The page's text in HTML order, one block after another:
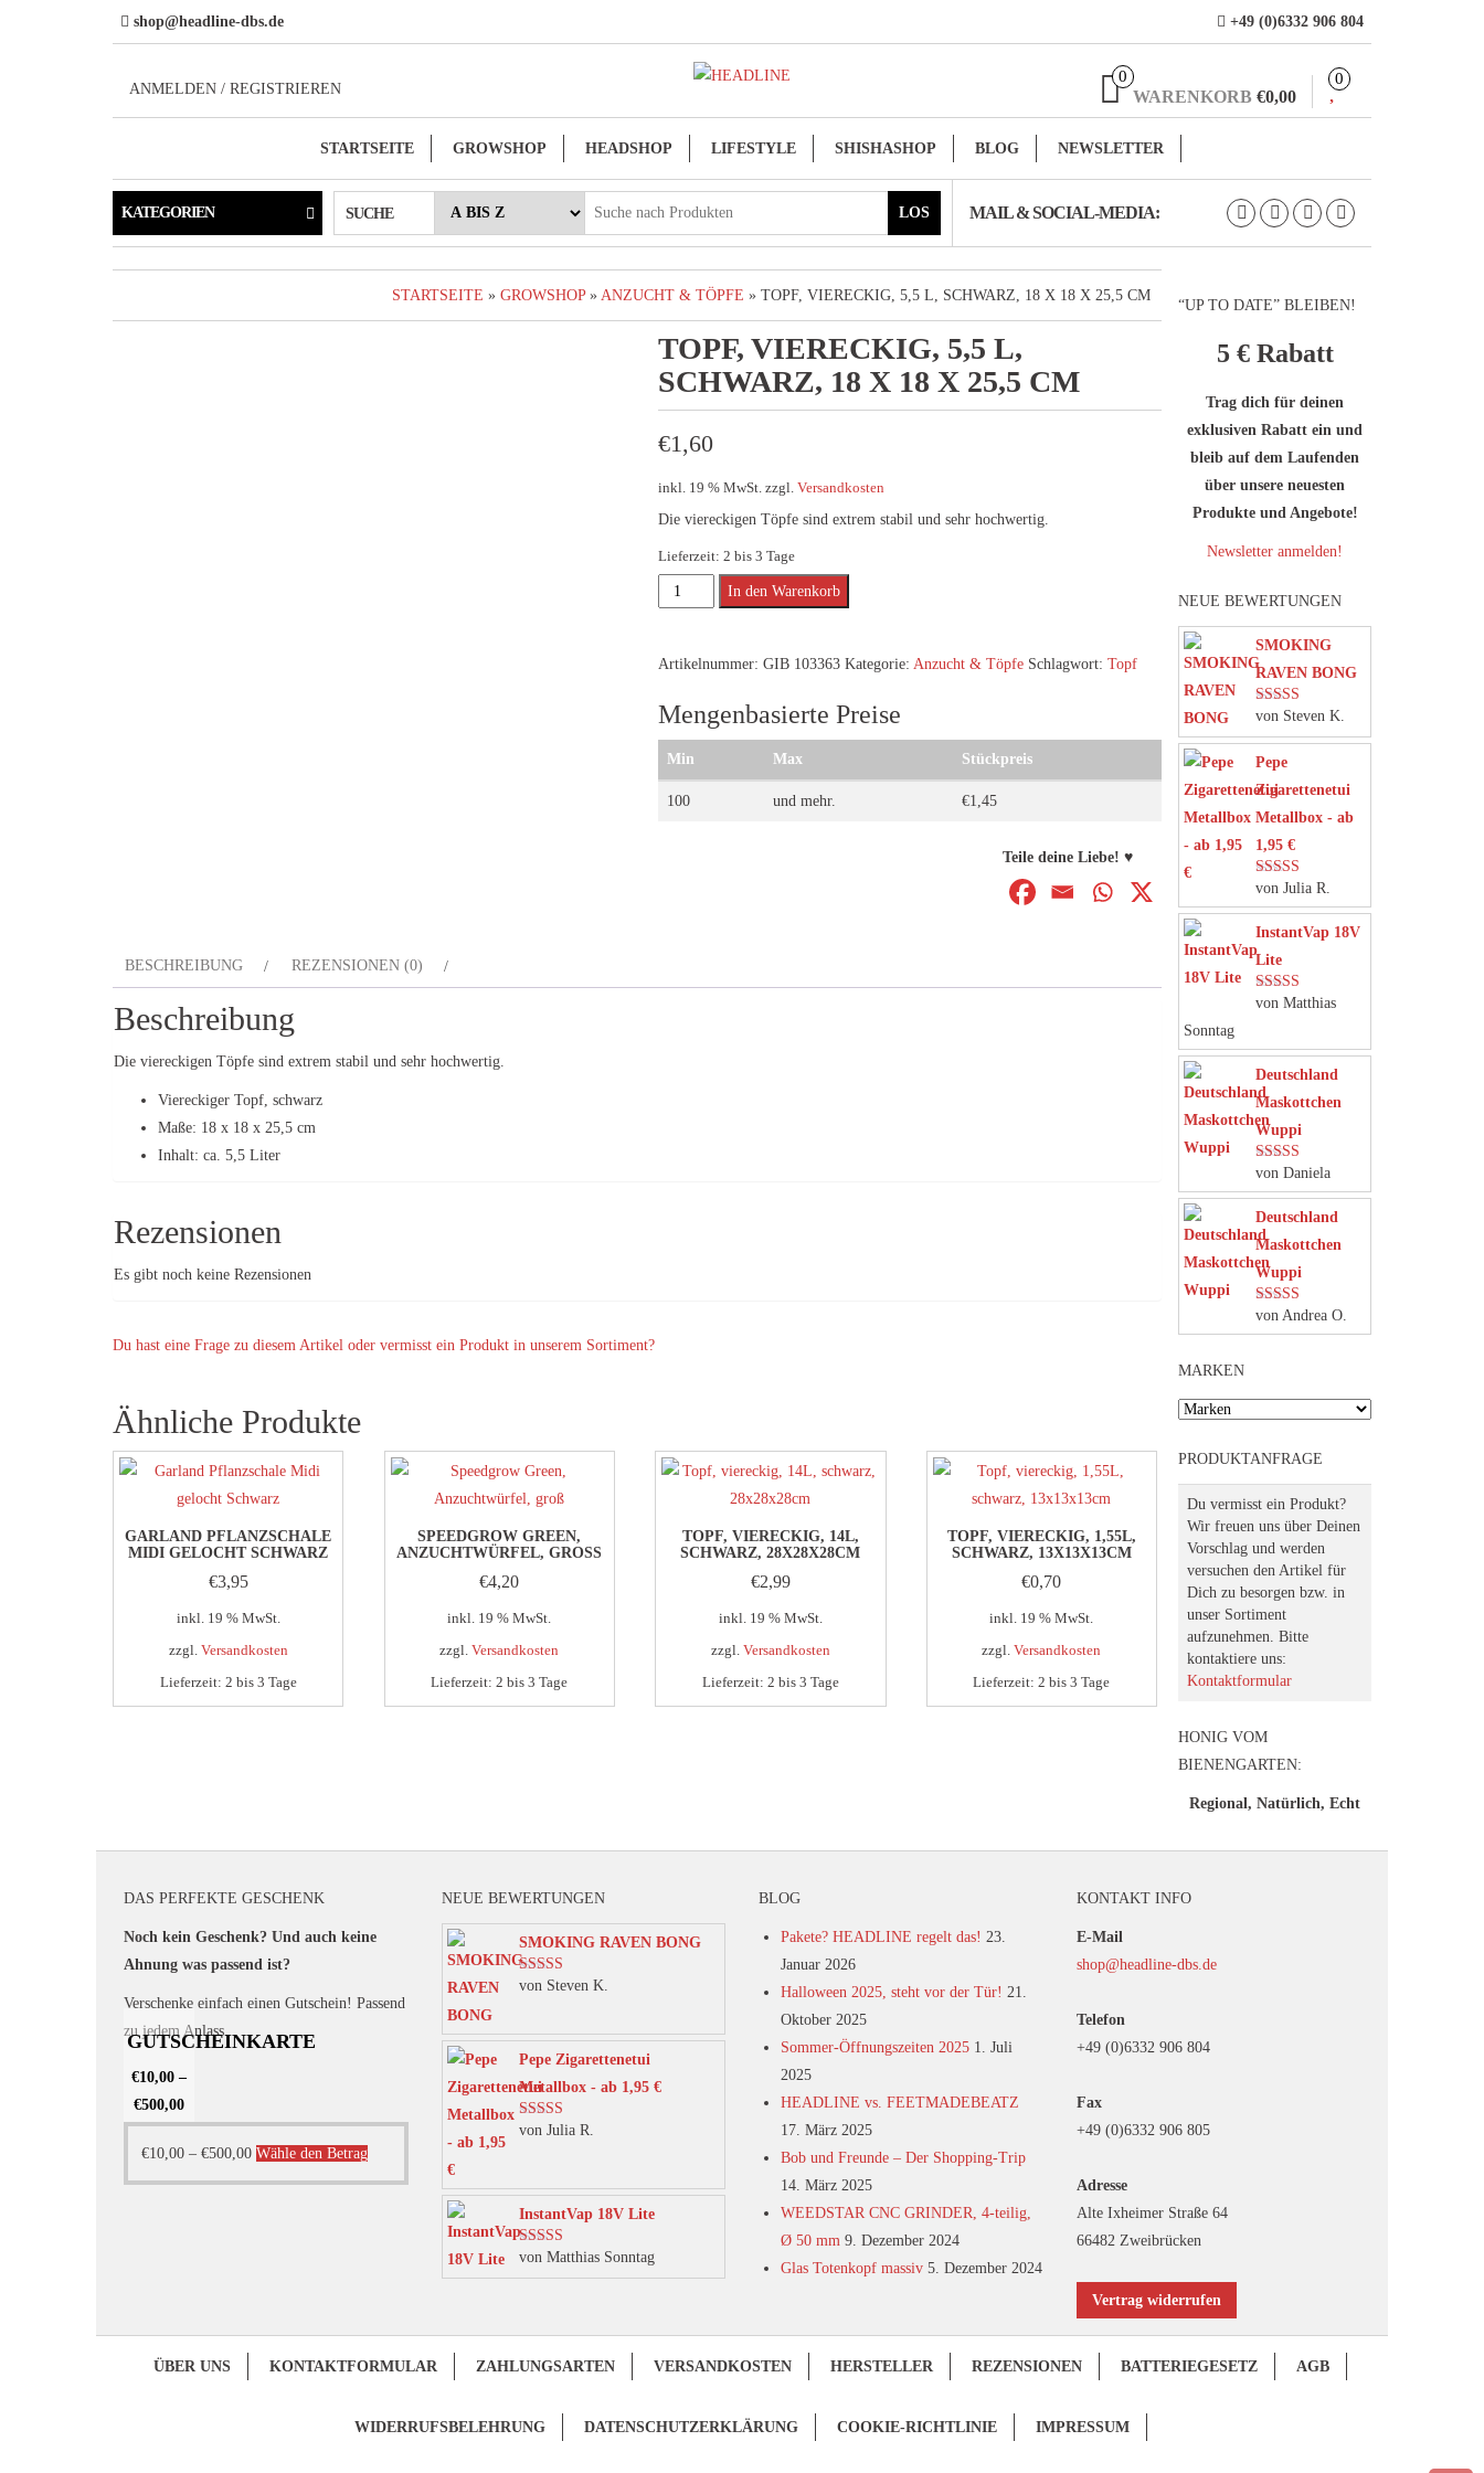
shop@headline-dbs.de +49 (0)6332 906 804
ANMELDEN / REGISTRIEREN
0
WARENKORB €0,00
0
STARTSEITE GROWSHOP HEADSHOP LIFESTYLE SHISHASHOP BLOG NEWSLETTER
KATEGORIEN SUCHE LOS MAIL & SOCIAL-MEDIA:
STARTSEITE » GROWSHOP» ANZUCHT & TÖPFE » TOPF, VIERECKIG, 5,5 L, SCHWARZ, 18 X 18 X 25,5 CM
TOPF, VIERECKIG, 5,5 L,
SCHWARZ, 18 X 18 X 25,5 CM
€1,60
inkl. 19 % MwSt. zzgl. Versandkosten
Die viereckigen Töpfe sind extrem stabil und sehr hochwertig.
Lieferzeit: 2 bis 3 Tage
Topf,
L,
18
18
In den Warenkorb
Artikelnummer: GIB 103363 Kategorie: Anzucht & Töpfe Schlagwort: Topf
Mengenbasierte Preise
Min Max Stückpreis
100 und mehr. €1,45
Teile deine Liebe! ♥
BESCHREIBUNG REZENSIONEN (0)
Beschreibung
Die viereckigen Töpfe sind extrem stabil und sehr hochwertig.
Viereckiger Topf, schwarz
Maße: 18 x 18 x 25,5 cm
Inhalt: ca. 5,5 Liter
Rezensionen
Es gibt noch keine Rezensionen
Du hast eine Frage zu diesem Artikel oder vermisst ein Produkt in unserem Sortiment?
Ähnliche Produkte
GARLAND PFLANZSCHALE
MIDI GELOCHT SCHWARZ
€3,95
inkl. 19 % MwSt.
zzgl. Versandkosten
Lieferzeit: 2 bis 3 Tage
SPEEDGROW GREEN,
ANZUCHTWÜRFEL, GROSS
€4,20
inkl. 19 % MwSt.
zzgl.Versandkosten
Lieferzeit:2 bis 3 Tage
TOPF, VIERECKIG, 14L,
SCHWARZ, 28X28X28CM
€2,99
inkl. 19 % MwSt.
zzgl. Versandkosten
Lieferzeit: 2 bis 3 Tage
TOPF, VIERECKIG, 1,55L,
SCHWARZ, 13X13X13CM
€0,70
inkl. 19 % MwSt.
zzgl.Versandkosten
Lieferzeit:2 bis 3 Tage
“UP TO DATE” BLEIBEN!
5 € Rabatt
Trag dich für deinen
exklusiven Rabatt ein und
bleib auf dem Laufenden
über unsere neuesten
Produkte und Angebote!
Newsletter anmelden!
NEUE BEWERTUNGEN
SMOKING
RAVEN BONG
Bewertet mit
5von 5
von Steven K.
Pepe
Zigarettenetui
Metallbox - ab
1,95 €
Bewertet mit
5von 5
von Julia R.
InstantVap 18V
Lite
Bewertet mit
von Matthias
Sonntag
Deutschland
Maskottchen
Wuppi
Bewertet mit
5von 5
von Daniela
Deutschland
Maskottchen
Wuppi
Bewertet mit
5von 5
von Andrea O.
MARKEN
PRODUKTANFRAGE
Du vermisst ein Produkt?
Wir freuen uns über Deinen
Vorschlag und werden
versuchen den Artikel für
Dich zu besorgen bzw. in
unser Sortiment
aufzunehmen. Bitte
kontaktiere uns:
Kontaktformular
HONIG VOM
BIENENGARTEN:
Regional, Natürlich, Echt
DAS PERFEKTE GESCHENK
Noch kein Geschenk? Und auch keine
Ahnung was passend ist?
Verschenke einfach einen Gutschein! Passend
zu jedem Anlass.
GUTSCHEINKARTE
€10,00 –
€500,00
€10,00 – €500,00 Wähle den BetragDieses
Produkt
können
der
NEUE BEWERTUNGEN
SMOKING RAVEN BONG
Bewertet mit
von Steven K.
Pepe Zigarettenetui
Metallbox - ab 1,95 €
Bewertet mit
von Julia R.
InstantVap 18V Lite
Bewertet mit
5von 5
von Matthias Sonntag
BLOG
Pakete? HEADLINE regelt das! 23.
Januar 2026
Halloween 2025, steht vor der Tür! 21.
Oktober 2025
Sommer-Öffnungszeiten 2025 1. Juli
2025
HEADLINE vs. FEETMADEBEATZ
17. März 2025
Bob und Freunde – Der Shopping-Trip
14. März 2025
WEEDSTAR CNC GRINDER, 4-teilig,
Ø 50 mm 9. Dezember 2024
Glas Totenkopf massiv 5. Dezember 2024
KONTAKT INFO
E-Mail
shop@headline-dbs.de
Telefon
+49 (0)6332 906 804
Fax
+49 (0)6332 906 805
Adresse
Alte Ixheimer Straße 64
66482 Zweibrücken
Vertrag widerrufen
ÜBER UNS KONTAKTFORMULAR ZAHLUNGSARTEN VERSANDKOSTEN HERSTELLER REZENSIONEN BATTERIEGESETZ AGB
WIDERRUFSBELEHRUNG DATENSCHUTZERKLÄRUNG COOKIE-RICHTLINIE IMPRESSUM